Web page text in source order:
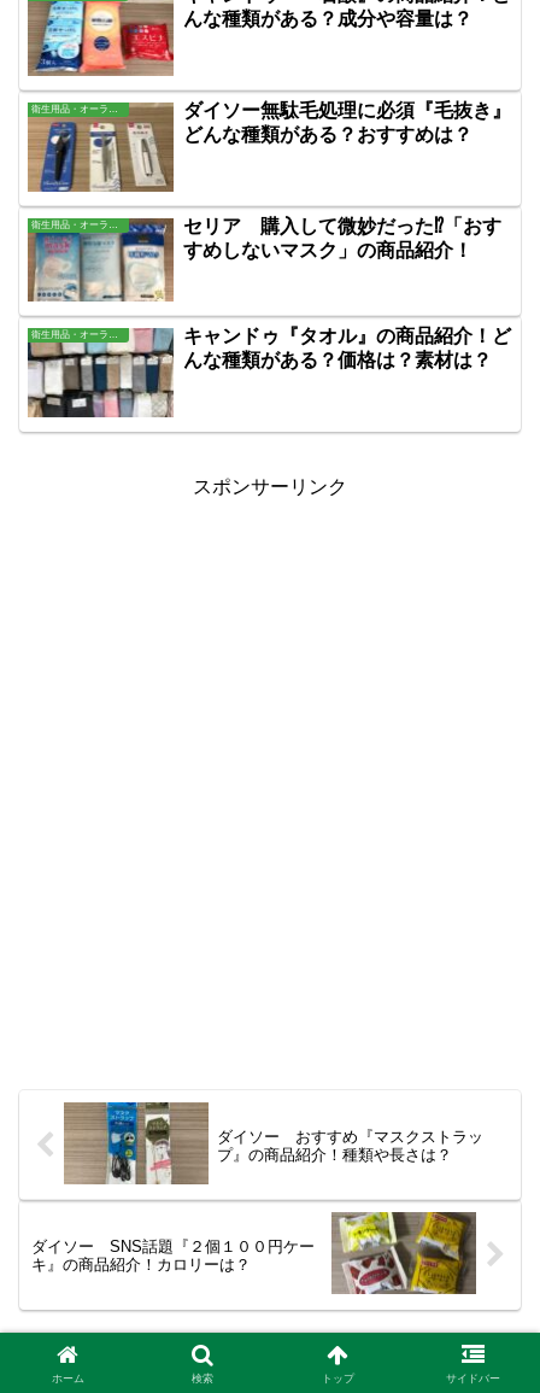
んな種類がある？成分や容量は？
衛生用品・オーラル・バス用品
ダイソー無駄毛処理に必須『毛抜き』
どんな種類がある？おすすめは？
衛生用品・オーラル・バス用品
セリア 購入して微妙だった⁉「おす
すめしないマスク」の商品紹介！
衛生用品・オーラル・バス用品
キャンドゥ『タオル』の商品紹介！ど
んな種類がある？価格は？素材は？
スポンサーリンク
ダイソー おすすめ『マスクストラッ
プ』の商品紹介！種類や長さは？
ダイソー SNS話題『２個１００円ケー
キ』の商品紹介！カロリーは？
ホーム 日用品 衛生用品・オーラル・バス用品
ホーム 検索 トップ サイドバー